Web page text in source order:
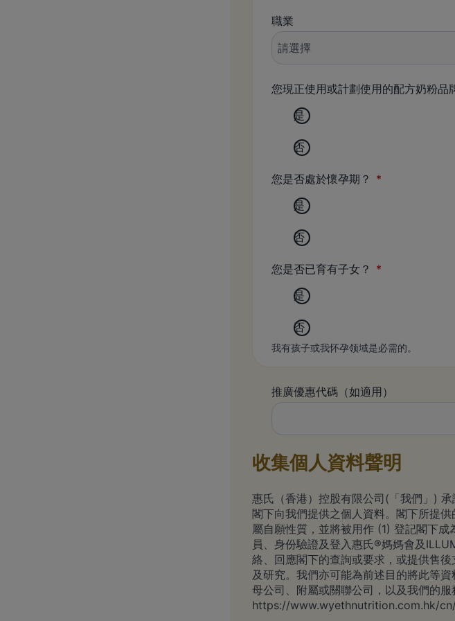
職業
您現正使用或計劃使用的配方奶粉品
是
否
您是否處於懷孕期？
是
否
您是否已育有子女？
是
否
我有孩子或我怀孕领域是必需的。
推廣優惠代碼（如適用）
收集個人資料聲明
惠氏（香港）控股有限公司(「我們」)
閣下向我們提供之個人資料。閣下所提
屬自願性質，並將被用作 (1) 登記閣下
員、身份驗證及登入惠氏®媽媽會及
絡、回應閣下的查詢或要求，或提供售
及研究。我們亦可能為前述目的將此等
母公司、附屬或關聯公司，以及我們的
https://www.wyethnutrition.com.hk/